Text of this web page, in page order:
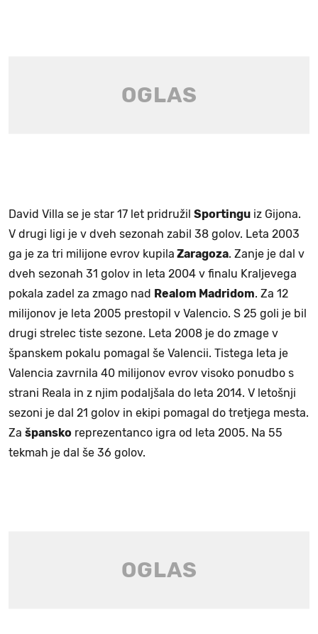
David Villa se je star 17 let pridružil Sportingu iz Gijona.
V drugi ligi je v dveh sezonah zabil 38 golov. Leta 2003
ga je za tri milijone evrov kupila Zaragoza. Zanje je dal v
dveh sezonah 31 golov in leta 2004 v finalu Kraljevega
pokala zadel za zmago nad Realom Madridom. Za 12
milijonov je leta 2005 prestopil v Valencio. S 25 goli je bil
drugi strelec tiste sezone. Leta 2008 je do zmage v
španskem pokalu pomagal še Valencii. Tistega leta je
Valencia zavrnila 40 milijonov evrov visoko ponudbo s
strani Reala in z njim podaljšala do leta 2014. V letošnji
sezoni je dal 21 golov in ekipi pomagal do tretjega mesta.
Za špansko reprezentanco igra od leta 2005. Na 55
tekmah je dal še 36 golov.